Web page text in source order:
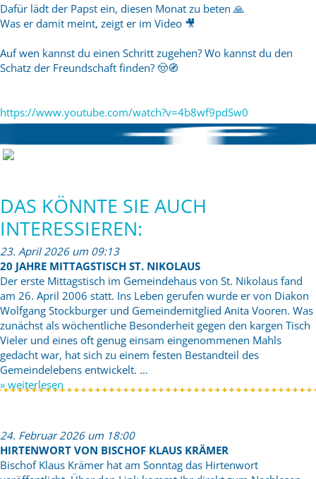
Dafür lädt der Papst ein, diesen Monat zu beten 🙏
Was er damit meint, zeigt er im Video 🎥
Auf wen kannst du einen Schritt zugehen? Wo kannst du den
Schatz der Freundschaft finden? 🤠🧭
https://www.youtube.com/watch?v=4b8wf9pdSw0
DAS KÖNNTE SIE AUCH
INTERESSIEREN:
23. April 2026 um 09:13
20 JAHRE MITTAGSTISCH ST. NIKOLAUS
Der erste Mittagstisch im Gemeindehaus von St. Nikolaus fand
am 26. April 2006 statt. Ins Leben gerufen wurde er von Diakon
Wolfgang Stockburger und Gemeindemitglied Anita Vooren. Was
zunächst als wöchentliche Besonderheit gegen den kargen Tisch
Vieler und eines oft genug einsam eingenommenen Mahls
gedacht war, hat sich zu einem festen Bestandteil des
Gemeindelebens entwickelt. …
» weiterlesen
24. Februar 2026 um 18:00
HIRTENWORT VON BISCHOF KLAUS KRÄMER
Bischof Klaus Krämer hat am Sonntag das Hirtenwort